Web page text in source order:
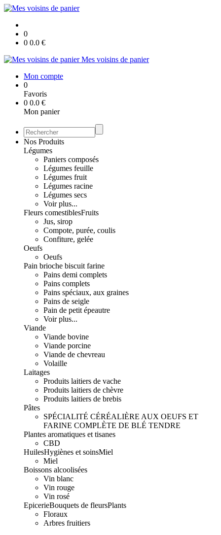
0
0 0.0 €
Mes voisins de panier
Mon compte
0
Favoris
0 0.0 €
Mon panier
Nos Produits
Légumes
Paniers composés
Légumes feuille
Légumes fruit
Légumes racine
Légumes secs
Voir plus...
Fleurs comestiblesFruits
Jus, sirop
Compote, purée, coulis
Confiture, gelée
Oeufs
Oeufs
Pain brioche biscuit farine
Pains demi complets
Pains complets
Pains spéciaux, aux graines
Pains de seigle
Pain de petit épeautre
Voir plus...
Viande
Viande bovine
Viande porcine
Viande de chevreau
Volaille
Laitages
Produits laitiers de vache
Produits laitiers de chèvre
Produits laitiers de brebis
Pâtes
SPÉCIALITÉ CÉRÉALIÈRE AUX OEUFS ET
FARINE COMPLÈTE DE BLÉ TENDRE
Plantes aromatiques et tisanes
CBD
HuilesHygiènes et soinsMiel
Miel
Boissons alcoolisées
Vin blanc
Vin rouge
Vin rosé
EpicerieBouquets de fleursPlants
Floraux
Arbres fruitiers